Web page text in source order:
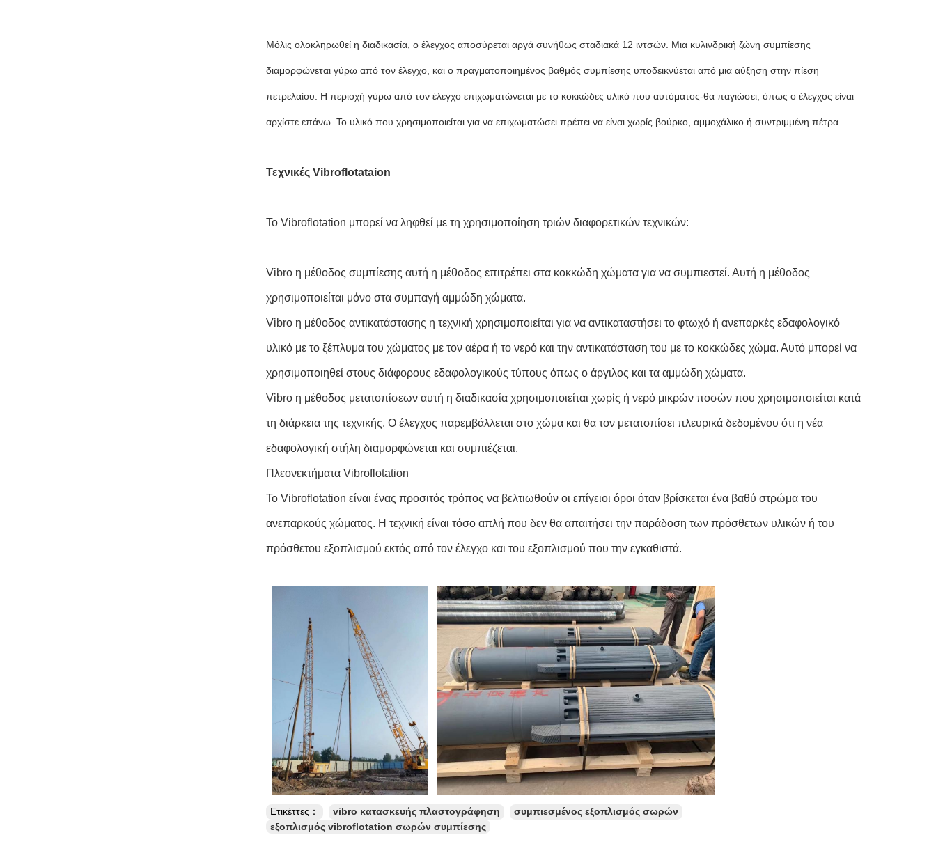
Μόλις ολοκληρωθεί η διαδικασία, ο έλεγχος αποσύρεται αργά συνήθως σταδιακά 12 ιντσών. Μια κυλινδρική ζώνη συμπίεσης
διαμορφώνεται γύρω από τον έλεγχο, και ο πραγματοποιημένος βαθμός συμπίεσης υποδεικνύεται από μια αύξηση στην πίεση
πετρελαίου. Η περιοχή γύρω από τον έλεγχο επιχωματώνεται με το κοκκώδες υλικό που αυτόματος-θα παγιώσει, όπως ο έλεγχος είναι
αρχίστε επάνω. Το υλικό που χρησιμοποιείται για να επιχωματώσει πρέπει να είναι χωρίς βούρκο, αμμοχάλικο ή συντριμμένη πέτρα.
Τεχνικές Vibroflotataion
Το Vibroflotation μπορεί να ληφθεί με τη χρησιμοποίηση τριών διαφορετικών τεχνικών:
Vibro η μέθοδος συμπίεσης αυτή η μέθοδος επιτρέπει στα κοκκώδη χώματα για να συμπιεστεί. Αυτή η μέθοδος
χρησιμοποιείται μόνο στα συμπαγή αμμώδη χώματα.
Vibro η μέθοδος αντικατάστασης η τεχνική χρησιμοποιείται για να αντικαταστήσει το φτωχό ή ανεπαρκές εδαφολογικό
υλικό με το ξέπλυμα του χώματος με τον αέρα ή το νερό και την αντικατάσταση του με το κοκκώδες χώμα. Αυτό μπορεί να
χρησιμοποιηθεί στους διάφορους εδαφολογικούς τύπους όπως ο άργιλος και τα αμμώδη χώματα.
Vibro η μέθοδος μετατοπίσεων αυτή η διαδικασία χρησιμοποιείται χωρίς ή νερό μικρών ποσών που χρησιμοποιείται κατά
τη διάρκεια της τεχνικής. Ο έλεγχος παρεμβάλλεται στο χώμα και θα τον μετατοπίσει πλευρικά δεδομένου ότι η νέα
εδαφολογική στήλη διαμορφώνεται και συμπιέζεται.
Πλεονεκτήματα Vibroflotation
Το Vibroflotation είναι ένας προσιτός τρόπος να βελτιωθούν οι επίγειοι όροι όταν βρίσκεται ένα βαθύ στρώμα του
ανεπαρκούς χώματος. Η τεχνική είναι τόσο απλή που δεν θα απαιτήσει την παράδοση των πρόσθετων υλικών ή του
πρόσθετου εξοπλισμού εκτός από τον έλεγχο και του εξοπλισμού που την εγκαθιστά.
Ετικέττες： vibro κατασκευής πλαστογράφηση
συμπιεσμένος εξοπλισμός σωρών
εξοπλισμός vibroflotation σωρών συμπίεσης